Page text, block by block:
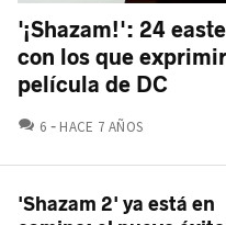
'¡Shazam!': 24
con los que
película de DC
6 COMENTARIOS
HACE 7 AÑOS
'Shazam 2' ya está en